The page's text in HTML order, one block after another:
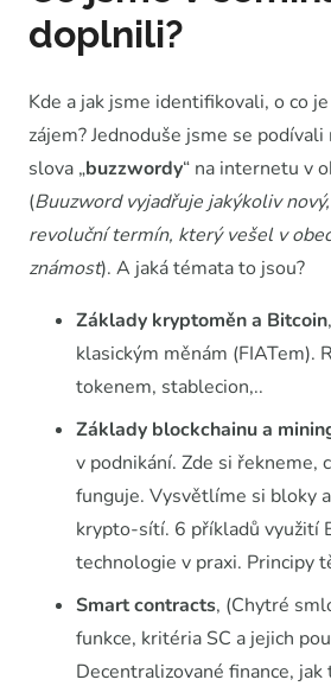
doplnili?
Kde a jak jsme identifikovali, o co
zájem? Jednoduše jsme se
slova „buzzwordy“ na internetu v
(Buuzword vyjadřuje jakýkoliv
revoluční termín, který vešel v
známost). A jaká témata to jsou?
Základy kryptoměn a Bitcoin
klasickým měnám (FIATem).
tokenem, stablecion,..
Základy blockchainu a
v podnikání. Zde si řekneme,
funguje. Vysvětlíme si bloky
krypto-sítí. 6 příkladů využití
technologie v praxi. Principy
Smart contracts, (Chytré
funkce, kritéria SC a jejich
Decentralizované finance, jak